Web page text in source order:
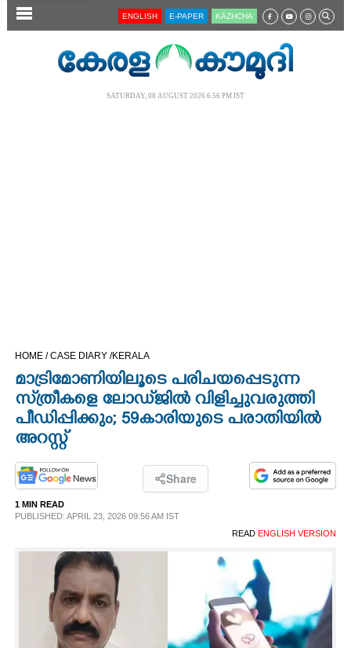
SECTIONS
OPINION
LIFESTYLE
INFO+
ENGLISH E-PAPER KĀZHCHA
SATURDAY, 08 AUGUST 2026 6.56 PM IST
HOME /CASE DIARY /KERALA
മാട്രിമോണിയിലൂടെ പരിചയപ്പെടുന്ന
സ്‌ത്രീകളെ ലോഡ്‌ജിൽ വിളിച്ചുവരുത്തി
പീഡിപ്പിക്കും; 59കാരിയുടെ പരാതിയിൽ
അറസ്റ്റ്
Share
1 MIN READ
PUBLISHED: APRIL 23, 2026 09:56 AM IST
READ ENGLISH VERSION